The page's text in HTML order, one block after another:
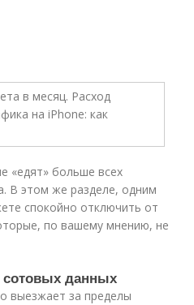
«едят» больше всех
В этом же разделе, одним
спокойно отключить от
по вашему мнению, не
данных
выезжает за пределы